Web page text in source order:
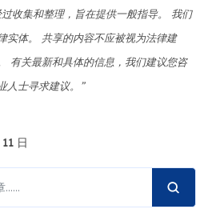
收集和整理，旨在提供一般指导。 我们
实体。 共享的内容不应被视为法律建
有关最新和具体的信息，我们建议您咨
人士寻求建议。”
日